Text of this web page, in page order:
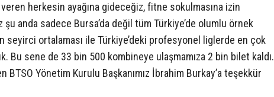
herkesin ayağına gideceğiz, fitne sokulmasına izin
anda sadece Bursa’da değil tüm Türkiye’de olumlu örnek
seyirci ortalaması ile Türkiye’deki profesyonel liglerde en çok
Bu sene de 33 bin 500 kombineye ulaşmamıza 2 bin bilet kaldı.
Yönetim Kurulu Başkanımız İbrahim Burkay’a teşekkür